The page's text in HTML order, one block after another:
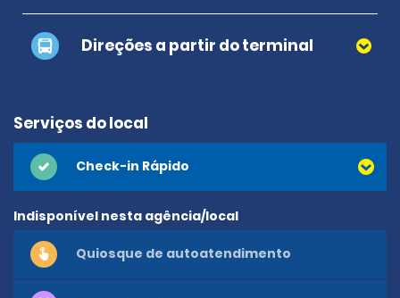
Direções a partir do terminal
Serviços do local
Check-in Rápido
Indisponível nesta agência/local
Quiosque de autoatendimento